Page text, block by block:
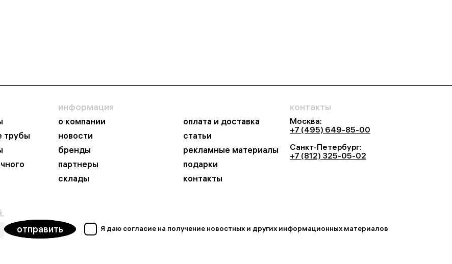
трубы
информация
о компании
оплата и доставка
новости
статьи
бренды
рекламные материалы
партнеры
подарки
склады
контакты
контакты
Москва:
+7 (495) 649-85-00
Санкт-Петербург:
+7 (812) 325-05-02
отправить
Я даю согласие на получение новостных и других информационных материалов